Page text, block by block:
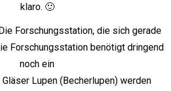
klaro. 🙂
Forschungsstation, die sich gerade
Forschungsstation benötigt dringend
noch ein
Gläser Lupen (Becherlupen) werden